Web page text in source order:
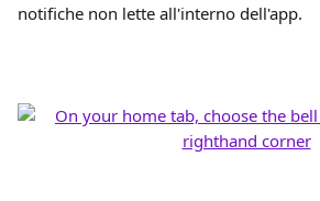
notifiche non lette all'interno dell'app.